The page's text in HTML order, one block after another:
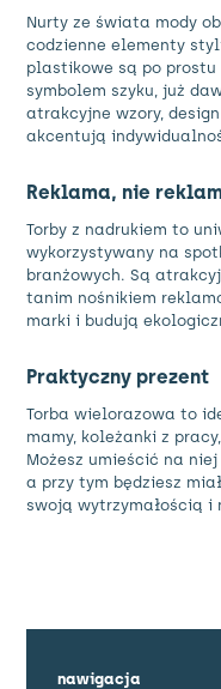
Nurty ze świata mody
codzienne elementy
plastikowe są po prostu
symbolem szyku, już
atrakcyjne wzory,
akcentują
Reklama, nie
Torby z nadrukiem to
wykorzystywany na
branżowych. Są
tanim nośnikiem
marki i budują
Praktyczny prezent
Torba wielorazowa to
mamy, koleżanki z
Możesz umieścić na niej
a przy tym będziesz
swoją wytrzymałością i
nawigacja